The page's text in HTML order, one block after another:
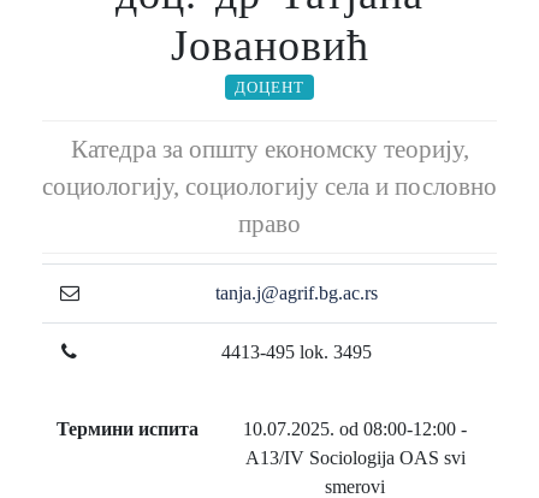
Јовановић
ДОЦЕНТ
Катедра за општу економску теорију,
социологију, социологију села и пословно
право
tanja.j@agrif.bg.ac.rs
4413-495 lok. 3495
Термини испита
10.07.2025. od 08:00-12:00 -
A13/IV Sociologija OAS svi
smerovi